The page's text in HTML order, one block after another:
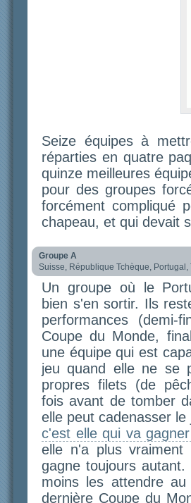
Seize équipes à
réparties en quatre
quinze meilleures
pour des groupes
forcément compliqué
chapeau, et qui devait
Groupe A
Suisse, République Tchèque, Portugal,
Un groupe où le
bien s'en sortir. Ils
performances (demi-
Coupe du Monde,
une équipe qui est
jeu quand elle ne se
propres filets (de
fois avant de tomber
elle peut cadenasser
c'est elle qui va
elle n'a plus
gagne toujours
moins les attendre
dernière Coupe du